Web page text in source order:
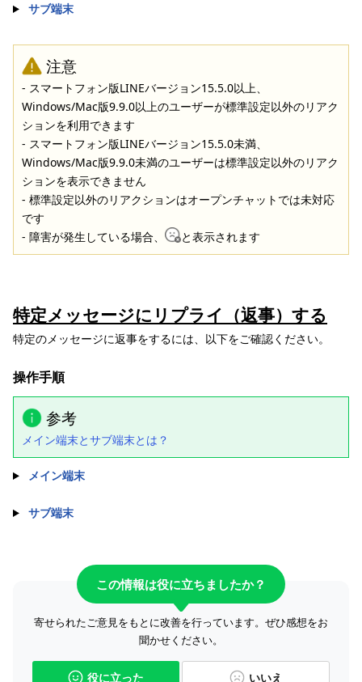
サブ端末
注意
- スマートフォン版LINEバージョン15.5.0以上、
Windows/Mac版9.9.0以上のユーザーが標準設定以外のリアク
ションを利用できます
- スマートフォン版LINEバージョン15.5.0未満、
Windows/Mac版9.9.0未満のユーザーは標準設定以外のリアク
ションを表示できません
- 標準設定以外のリアクションはオープンチャットでは未対応
です
- 障害が発生している場合、
と表示されます
特定メッセージにリプライ（返事）する
特定のメッセージに返事をするには、以下をご確認ください。
操作手順
参考
メイン端末とサブ端末とは？
メイン端末
サブ端末
この情報は役に立ちましたか？
寄せられたご意見をもとに改善を行っています。ぜひ感想をお
聞かせください。
役に立った いいえ